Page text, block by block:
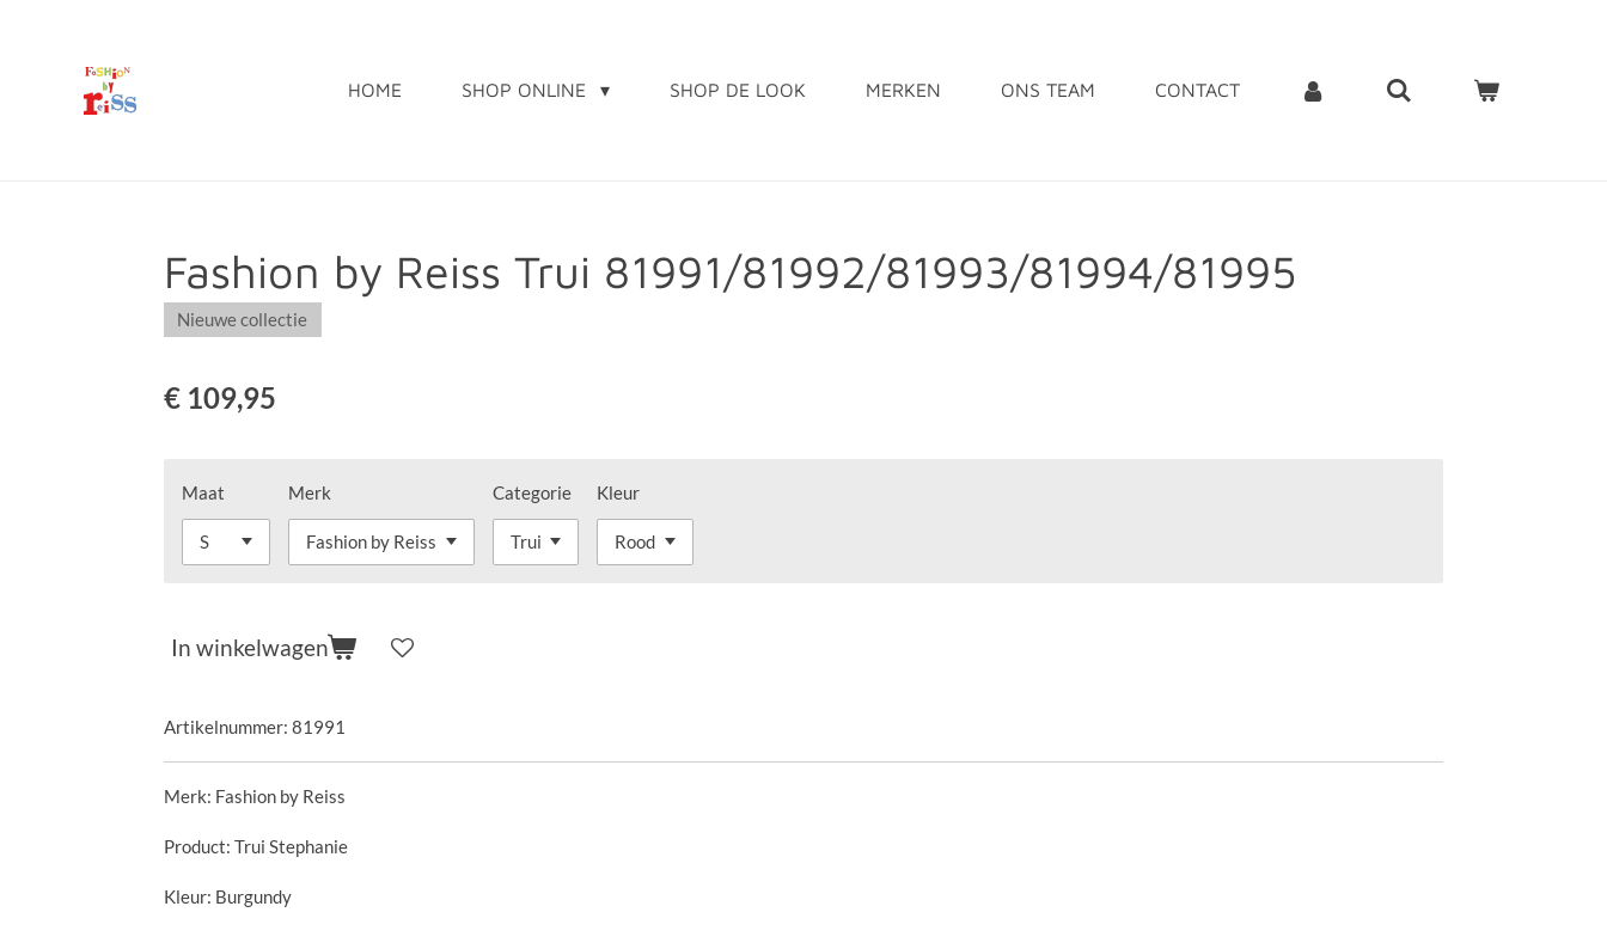
HOME SHOP ONLINE SHOP DE LOOK MERKEN ONS TEAM CONTACT
Fashion by Reiss Trui 81991/81992/81993/81994/81995
Nieuwe collectie
€ 109,95
Maat Merk Categorie Kleur
In winkelwagen
Artikelnummer: 81991
Merk: Fashion by Reiss
Product: Trui Stephanie
Kleur: Burgundy